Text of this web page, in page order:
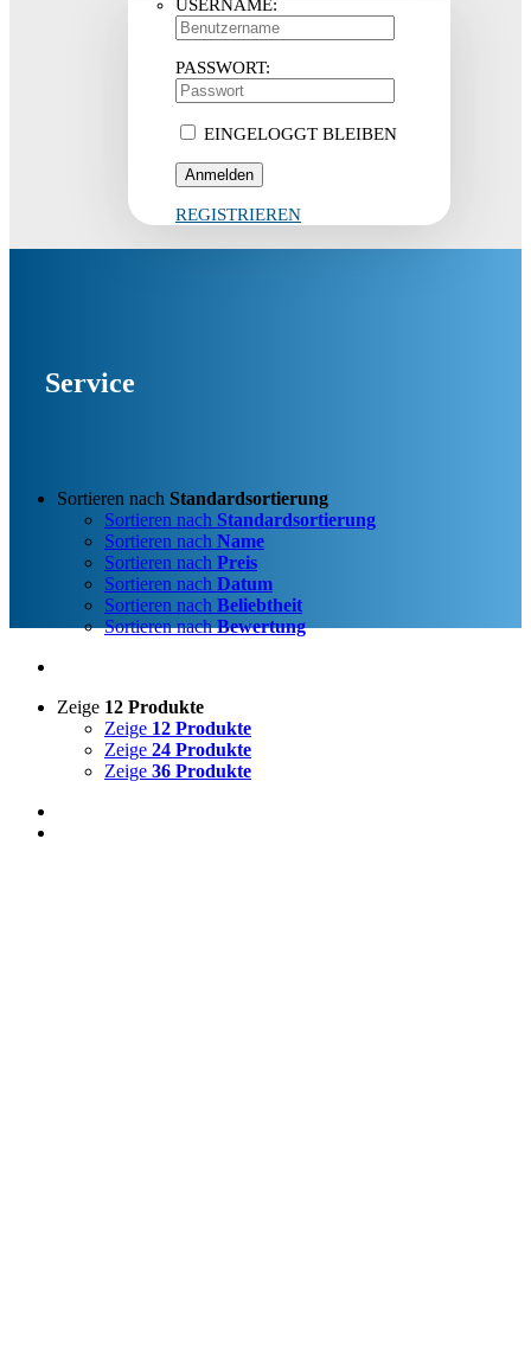
USERNAME:
PASSWORT:
EINGELOGGT BLEIBEN
REGISTRIEREN
Service
Sortieren nach Standardsortierung
Sortieren nach Standardsortierung
Sortieren nach Name
Sortieren nach Preis
Sortieren nach Datum
Sortieren nach Beliebtheit
Sortieren nachBewertung
Zeige 12 Produkte
Zeige 12 Produkte
Zeige 24 Produkte
Zeige 36 Produkte